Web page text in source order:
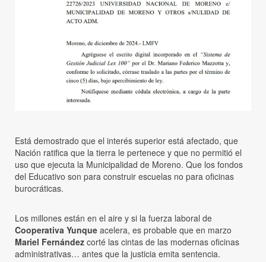
Está demostrado que el interés superior está afectado, que
Nación ratifica que la tierra le pertenece y que no permitió el
uso que ejecuta la Municipalidad de Moreno. Que los fondos
del Educativo son para construir escuelas no para oficinas
burocráticas.
Los millones están en el aire y si la fuerza laboral de
Cooperativa Yunque acelera, es probable que en marzo
Mariel Fernández corté las cintas de las modernas oficinas
administrativas… antes que la justicia emita sentencia.